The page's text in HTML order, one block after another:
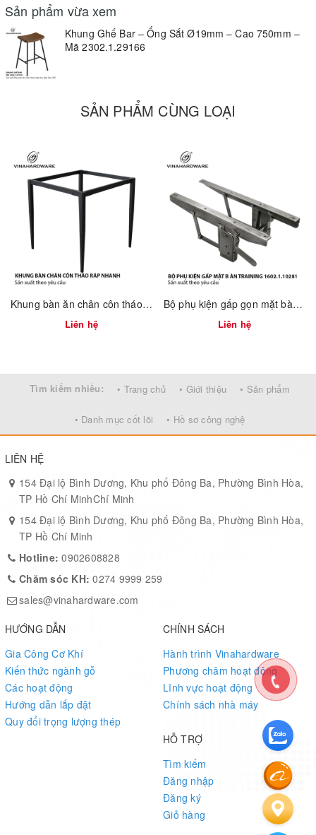
Chất liệu:Ống sắt Ø19mm
Chiều cao:
750mm
Hoàn thiện:
Khung sắt chịu lực tốt, thiết kế chắc chắn
Sơn tĩnh điện bền màu, chống trầy xước
Có thể kết hợp đa dạng mặt ghế (gỗ, nệm, plywood)
Dễ dàng sử dụng trong các không gian thương mại
Ứng Dụng
Nhà hàng – khách sạn
Sản phẩm vừa xem
Khung Ghế Bar – Ống Sắt Ø19mm – Cao 750mm –
Mã 2302.1.29166
SẢN PHẨM CÙNG LOẠI
Khung bàn ăn chân côn tháo ráp nhanh 2300.1.73736
Liên hệ
Bộ phụ kiện gấp gọn mặt bàn training 1602.1.10281
Liên hệ
Tìm kiếm nhiều: • Trang chủ • Giới thiệu • Sản phẩm
• Danh mục cốt lõi • Hồ sơ công nghệ
LIÊN HỆ
154 Đại lộ Bình Dương, Khu phố Đông Ba, Phường Bình Hòa,
TP Hồ Chí MinhChí Minh
154 Đại lộ Bình Dương, Khu phố Đông Ba, Phường Bình Hòa,
TP Hồ Chí Minh
Hotline:0902608828
Chăm sóc KH:0274 9999 259
sales@vinahardware.com
HƯỚNG DẪN
Gia Công Cơ Khí
Kiến thức ngành gỗ
Các hoạt động
Hướng dẫn lắp đặt
Quy đổi trọng lượng thép
CHÍNH SÁCH
Hành trình Vinahardware
Phương châm hoạt động
Lĩnh vực hoạt động
Chính sách nhà máy
HỖ TRỢ
Tìm kiếm
Đăng nhập
Đăng ký
Giỏ hàng